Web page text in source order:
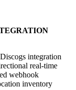
integration
real-time
webhook
inventory